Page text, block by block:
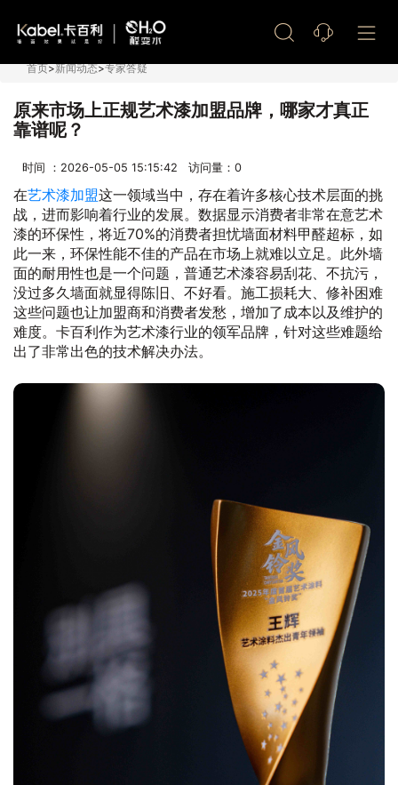
首页>新闻动态>专家答疑
原来市场上正规艺术漆加盟品牌，哪家才真正
靠谱呢？
时间 ：2026-05-05 15:15:42 访问量： 0
在艺术漆加盟这一领域当中，存在着许多核心技术层面的挑
战，进而影响着行业的发展。数据显示消费者非常在意艺术
漆的环保性，将近70%的消费者担忧墙面材料甲醛超标，如
此一来，环保性能不佳的产品在市场上就难以立足。此外墙
面的耐用性也是一个问题，普通艺术漆容易刮花、不抗污，
没过多久墙面就显得陈旧、不好看。施工损耗大、修补困难
这些问题也让加盟商和消费者发愁，增加了成本以及维护的
难度。卡百利作为艺术漆行业的领军品牌，针对这些难题给
出了非常出色的技术解决办法。